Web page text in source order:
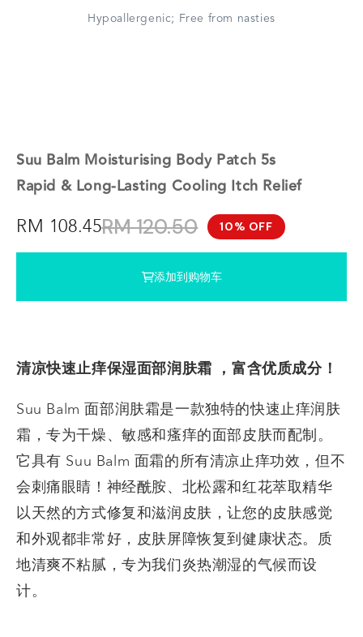
Hypoallergenic; Free from nasties
Suu Balm Moisturising Body Patch 5s
Rapid & Long-Lasting Cooling Itch Relief
RM 108.45RM 120.50 10% OFF
添加到购物车
清凉快速止痒保湿面部润肤霜 ，富含优质成分！
Suu Balm 面部润肤霜是一款独特的快速止痒润肤
霜，专为干燥、敏感和瘙痒的面部皮肤而配制。
它具有 Suu Balm 面霜的所有清凉止痒功效，但不
会刺痛眼睛！神经酰胺、北松露和红花萃取精华
以天然的方式修复和滋润皮肤，让您的皮肤感觉
和外观都非常好，皮肤屏障恢复到健康状态。质
地清爽不粘腻，专为我们炎热潮湿的气候而设
计。